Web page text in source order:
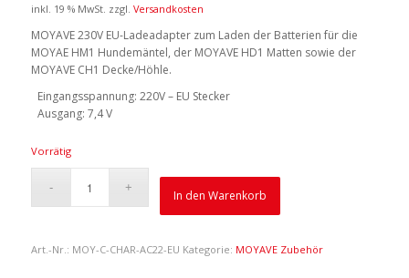
19,90 € 9,90 €.
inkl. 19 % MwSt. zzgl. Versandkosten
MOYAVE 230V EU-Ladeadapter zum Laden der Batterien für die
MOYAE HM1 Hundemäntel, der MOYAVE HD1 Matten sowie der
MOYAVE CH1 Decke/Höhle.
Eingangsspannung: 220V – EU Stecker
Ausgang: 7,4 V
Vorrätig
In den Warenkorb
Art.-Nr.: MOY-C-CHAR-AC22-EU Kategorie: MOYAVE Zubehör